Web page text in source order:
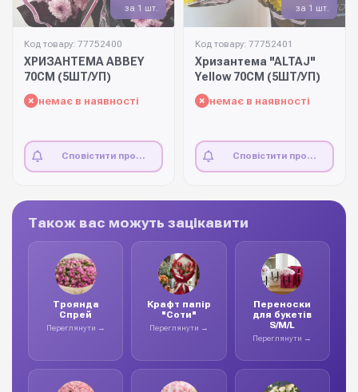
за 1 шт.
Код товару: 77752400
ХРИЗАНТЕМА ABBEY
70СМ (5ШТ/УП)
немає в наявності
Сповістити про
за 1 шт.
Код товару: 77752401
Хризантема "ALTAJ"
Yellow 70СМ (5ШТ/УП)
немає в наявності
Сповістити про
Також вас можуть зацікавити
Троянда
Спрей
Переглянути →
Крафт папір
"Соти"
Переглянути →
Переноски
для букетів
S/M/L
Переглянути →